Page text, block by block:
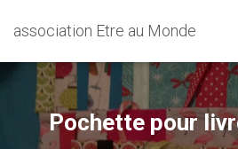
association Etre au Monde
Pochette pour